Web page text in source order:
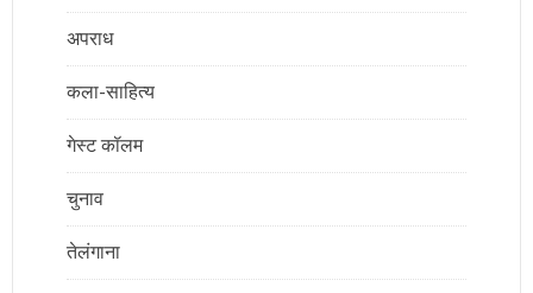
अपराध
कला-साहित्य
गेस्ट कॉलम
चुनाव
तेलंगाना